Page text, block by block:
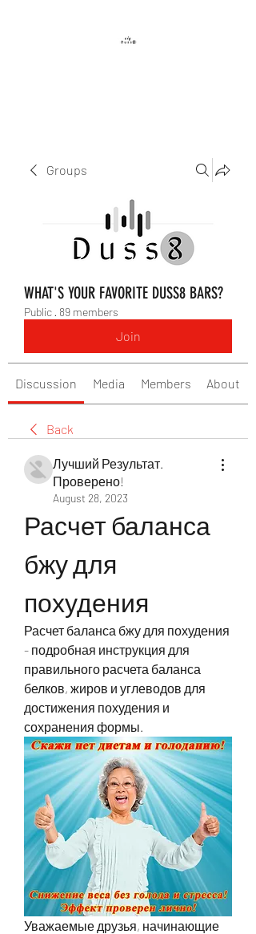
Groups
WHAT'S YOUR FAVORITE DUSS8 BARS?
Public · 89 members
Join
Discussion Media Members About
Back
Лучший Результат.
Проверено!
August 28, 2023
Расчет баланса
бжу для
похудения
Расчет баланса бжу для похудения
- подробная инструкция для
правильного расчета баланса
белков, жиров и углеводов для
достижения похудения и
сохранения формы.
Уважаемые друзья, начинающие